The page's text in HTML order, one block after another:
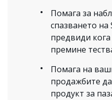
Помага за
спазването на
предвиди
премине
Помага на
продажбите
продукт за